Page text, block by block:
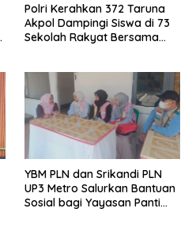
Polri Kerahkan 372 Taruna
Akpol Dampingi Siswa di 73
Sekolah Rakyat Bersama
YBM PLN dan Srikandi PLN
UP3 Metro Salurkan Bantuan
Sosial bagi Yayasan Panti